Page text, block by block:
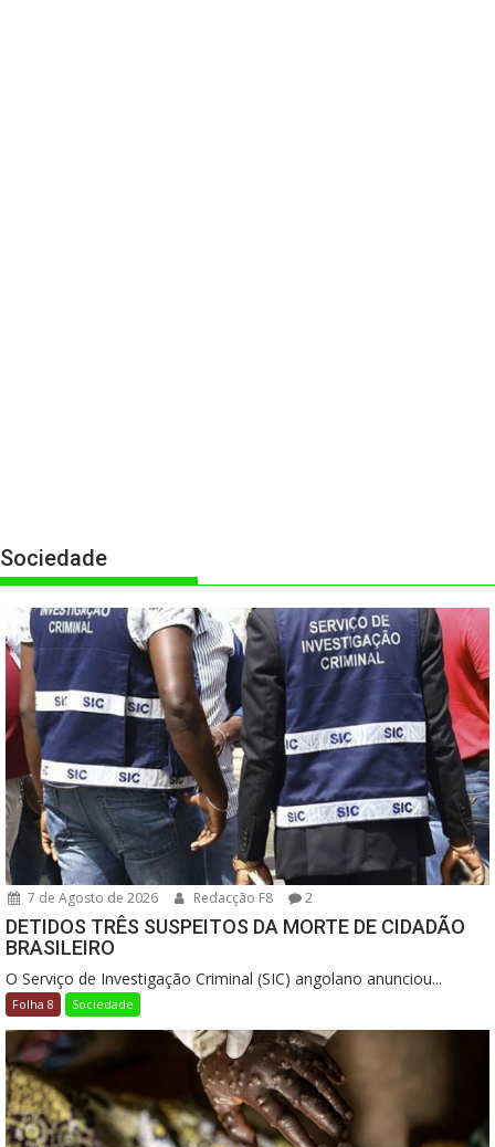
Sociedade
7 de Agosto de 2026 Redacção F8 2
DETIDOS TRÊS SUSPEITOS DA MORTE DE CIDADÃO
BRASILEIRO
O Serviço de Investigação Criminal (SIC) angolano anunciou...
Folha 8 Sociedade